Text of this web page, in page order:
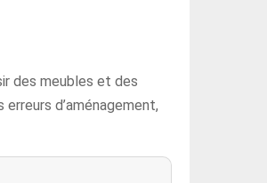
des meubles et des
d’aménagement,